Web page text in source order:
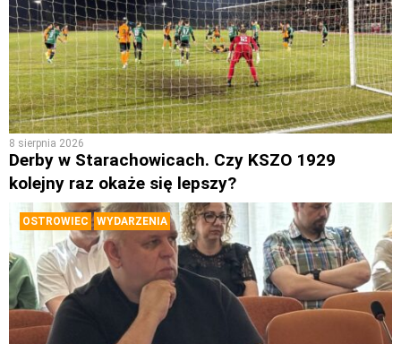
8 sierpnia 2026
Derby w Starachowicach. Czy KSZO 1929
kolejny raz okaże się lepszy?
OSTROWIEC WYDARZENIA